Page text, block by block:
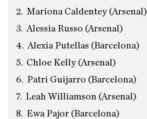
Mariona Caldentey (Arsenal)
Alessia Russo (Arsenal)
Alexia Putellas (Barcelona)
Chloe Kelly (Arsenal)
Patri Guijarro (Barcelona)
Leah Williamson (Arsenal)
Ewa Pajor (Barcelona)